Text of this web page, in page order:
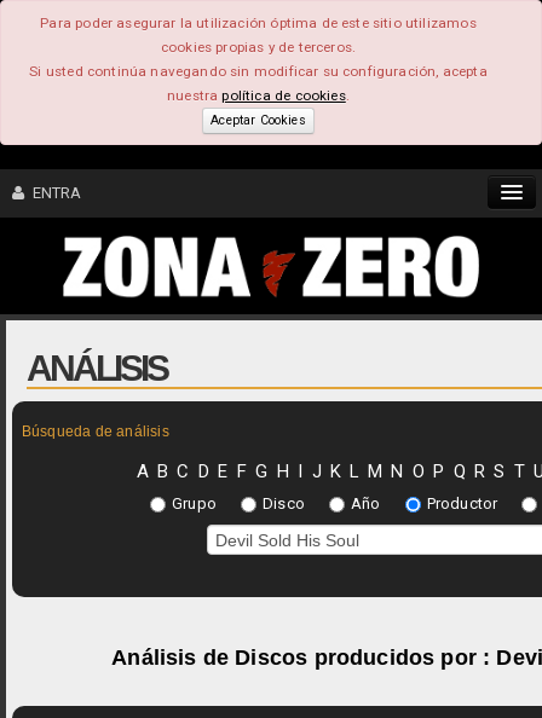
Para poder asegurar la utilización óptima de este sitio utilizamos
cookies propias y de terceros.
Si usted continúa navegando sin modificar su configuración, acepta
nuestrapolítica de cookies.
Aceptar Cookies
ENTRA
CONTENIDO
COMUNIDAD
FEEEDBACK
ANÁLISIS
Búsqueda de análisis
A B C D E F G H I J K L M N O P Q R S T
Grupo Disco Año Productor
Análisis de Discos producidos por :